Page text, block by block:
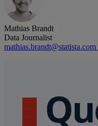
Mathias Brandt
Data Journalist
mathias.brandt@statista.com